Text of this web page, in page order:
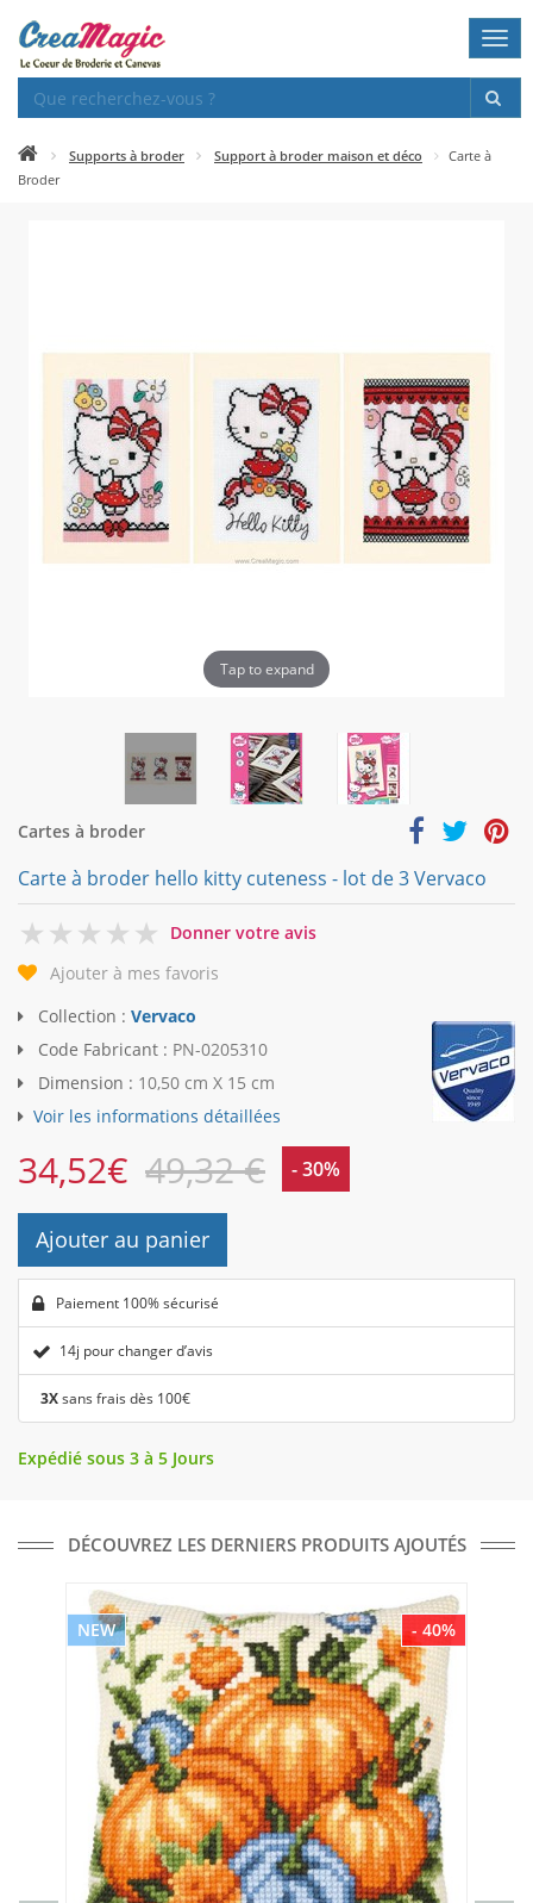
Supports à broder Support à broder maison et déco
Carte à
Broder
Tap to expand
Cartes à broder
Carte à broder hello kitty cuteness - lot de 3 Vervaco
0
Donner votre avis
Ajouter à mes favoris
Collection : Vervaco
Code Fabricant : PN-0205310
Dimension : 10,50 cm X 15 cm
Voir les informations détaillées
34,52€ 49,32 € - 30%
Ajouter au panier
Paiement 100% sécurisé
14j pour changer d’avis
3Xsans frais dès 100€
Expédié sous 3 à 5 Jours
DÉCOUVREZ LES DERNIERS PRODUITS AJOUTÉS
- 40%
NEW